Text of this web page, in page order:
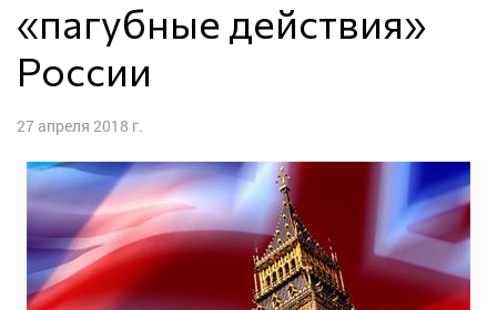
«пагубные действия»
России
27 апреля 2018 г.